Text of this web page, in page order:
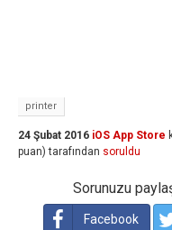
printer
24 Şubat 2016 iOS App Store
puan) tarafından soruldu
Sorunuzu
Facebook